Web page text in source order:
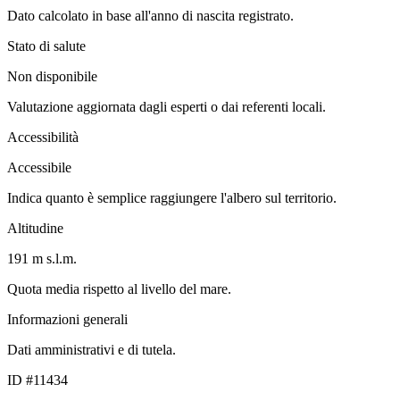
Dato calcolato in base all'anno di nascita registrato.
Stato di salute
Non disponibile
Valutazione aggiornata dagli esperti o dai referenti locali.
Accessibilità
Accessibile
Indica quanto è semplice raggiungere l'albero sul territorio.
Altitudine
191 m s.l.m.
Quota media rispetto al livello del mare.
Informazioni generali
Dati amministrativi e di tutela.
ID #11434